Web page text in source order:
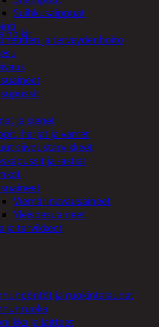
Suihkusaippuat
ja terveydenhoito
ja sienet
harjat ja varret
siivoustarvikkeet
ja -astiat
Viemärinavausaineet
Yleispesuaineet
ja tarvikkeet
ja ruokintalaudat
ja laitteet
holkit